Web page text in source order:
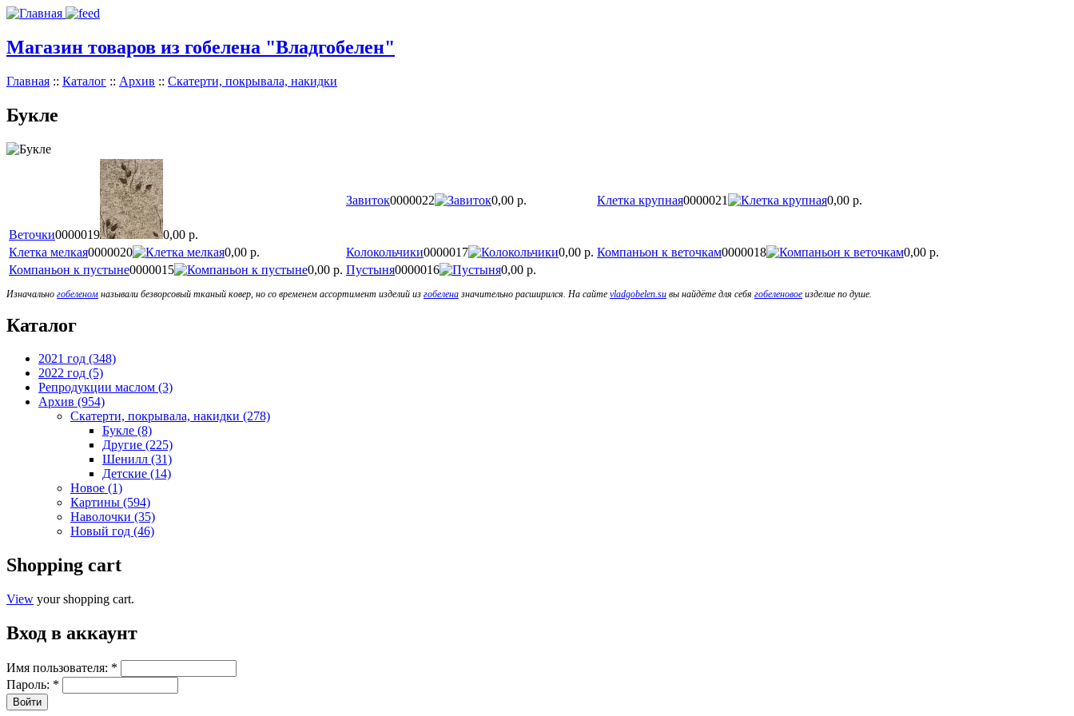
Магазин товаров из гобелена "Владгобелен"
Главная :: Каталог :: Архив :: Скатерти, покрывала, накидки
Букле
Веточки0000019 0,00 р.
Завиток0000022 0,00 р. Клетка крупная0000021 0,00 р.
Клетка мелкая0000020 0,00 р. Колокольчики0000017 0,00 р. Компаньон к веточкам0000018
0,00 р.
Компаньон к пустыне0000015 0,00 р. Пустыня0000016 0,00 р.
Изначально гобеленом называли безворсовый тканый ковер, но со временем ассортимент изделий из гобелена значительно расширился. На сайте vladgobelen.su вы найдёте для себя гобеленовое изделие по душе.
Каталог
2021 год (348)
2022 год (5)
Репродукции маслом (3)
Архив (954)
Скатерти, покрывала, накидки (278)
Букле (8)
Другие (225)
Шенилл (31)
Детские (14)
Новое (1)
Картины (594)
Наволочки (35)
Новый год (46)
Shopping cart
View your shopping cart.
Вход в аккаунт
Имя пользователя: *
Пароль: *